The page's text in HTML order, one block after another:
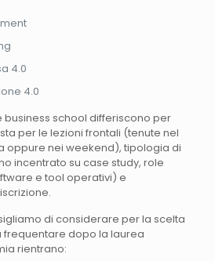
4.0
4.0
school differiscono per
per le lezioni frontali (tenute nel
oppure nei weekend), tipologia di
incentrato su case study, role
e tool operativi) e
di considerare per la scelta
frequentare dopo la laurea
rientrano: